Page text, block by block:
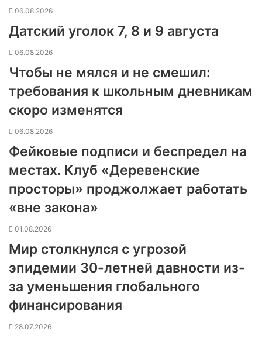
06.08.2026
Датский уголок 7, 8 и 9 августа
06.08.2026
Чтобы не мялся и не смешил:
требования к школьным дневникам
скоро изменятся
06.08.2026
Фейковые подписи и беспредел на
местах. Клуб «Деревенские
просторы» проджолжает работать
«вне закона»
01.08.2026
Мир столкнулся с угрозой
эпидемии 30-летней давности из-
за уменьшения глобального
финансирования
28.07.2026